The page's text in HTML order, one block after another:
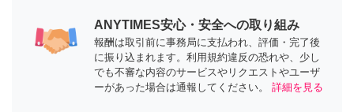
ANYTIMES安心・安全への取り組み
報酬は取引前に事務局に支払われ、評価・完了後
に振り込まれます。利用規約違反の恐れや、少し
でも不審な内容のサービスやリクエストやユーザ
ーがあった場合は通報してください。
詳細を見る